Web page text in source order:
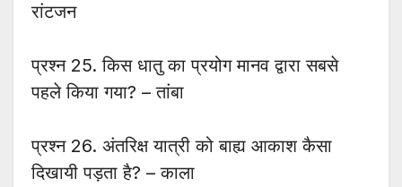
रांटजन
प्रश्न 25. किस धातु का प्रयोग मानव द्वारा सबसे
पहले किया गया? – तांबा
प्रश्न 26. अंतरिक्ष यात्री को बाह्य आकाश कैसा
दिखायी पड़ता है? – काला